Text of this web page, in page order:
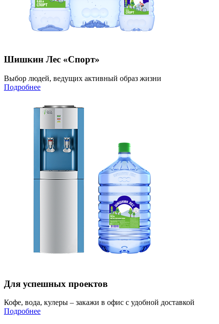
Шишкин Лес «Спорт»
Выбор людей, ведущих активный образ жизни
Подробнее
Для успешных проектов
Кофе, вода, кулеры – закажи в офис с удобной доставкой
Подробнее